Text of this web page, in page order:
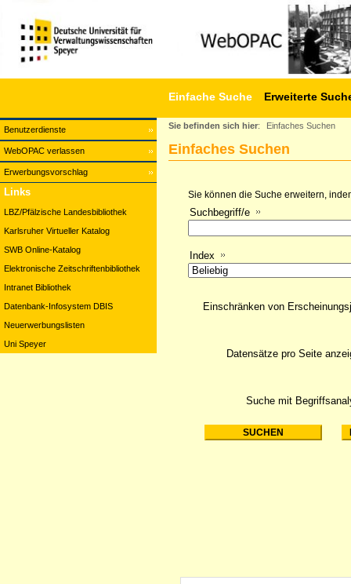
Benutzerdienste
WebOPAC verlassen
Erwerbungsvorschlag
Einfache Suche Erweiterte
Links
LBZ/Pfälzische Landesbibliothek
Karlsruher Virtueller Katalog
SWB Online-Katalog
Elektronische Zeitschriftenbibliothek
Intranet Bibliothek
Datenbank-Infosystem DBIS
Neuerwerbungslisten
Uni Speyer
Sie befinden sich hier: Einfaches Suchen
Einfaches Suchen
Sie können die Suche erweitern,
Suchbegriff/e
Index
Suche mit
Einschränken von
Datensätze pro Seite